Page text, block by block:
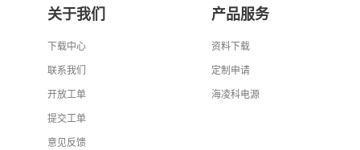
关于我们
下载中心
联系我们
开放工单
提交工单
意见反馈
产品服务
资料下载
定制申请
海凌科电源